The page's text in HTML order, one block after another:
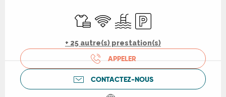
Draps et linge
WiFi PiscineParking
+ 25 autre(s) prestation(s)
APPELER
CONTACTEZ-NOUS